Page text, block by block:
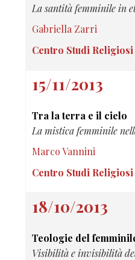
La santità femminile in
Gabriella Zarri
Centro Studi Religiosi
15/11/2013
Tra la terra e il cielo
La mistica femminile
Marco Vannini
Centro Studi Religiosi
18/10/2013
Teologie del
Visibilità e invisibilità